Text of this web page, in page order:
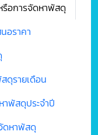
รือการจัดหาพัสดุ
อราคา
ดุรายเดือน
พัสดุประจำปี
ดหาพัสดุ